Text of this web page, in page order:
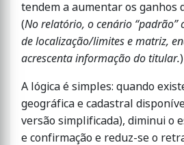
tendem a aumentar os ganhos
(No relatório, o cenário
de localização/limites e matriz,
acrescenta informação do titular.)
A lógica é simples: quando
geográfica e cadastral
versão simplificada), diminui o
e confirmação e reduz-se o